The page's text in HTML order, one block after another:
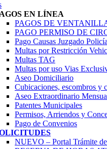
EN LÍNEA
PAGOS DE
PAGO PERMISO DE
Pago Causas Juzgado
Multas por Restricción
Multas TAG
Multas por uso Vias
Aseo Domiciliario
Cubicaciones, escombros y
Aseo Extraordinario
Patentes Municipales
Permisos, Arriendos y
Pago de Convenios
NUEVO – Portal Trámite de